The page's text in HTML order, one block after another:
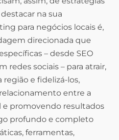
na sua
para negócios locais é,
direcionada que
– desde SEO
redes sociais – para atrair,
região e fidelizá-los,
entre a
e promovendo resultados
profundo e completo
ferramentas,